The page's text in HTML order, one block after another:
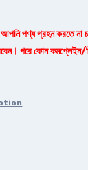
পণ্য গ্রহন করতে না
পরে কোন কমপ্লেইন/